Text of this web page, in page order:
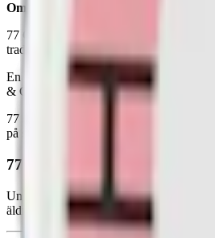
Om 77 Cola & Cherry
77 Cola & Cherry ger en nostalgisk twist
traditionella "original"-formatet, vilket
En dosa av 77 Cola & Cherry innehåller
& Cherry innehåller inte tobak men
77 snus tillverkas av Luna Corporate i
på snusdosorna för 77 Cola Cherry
77 Cola & Cherry får ny design
Under våren och sommaren 2025 får
äldre och ny design förekomma.